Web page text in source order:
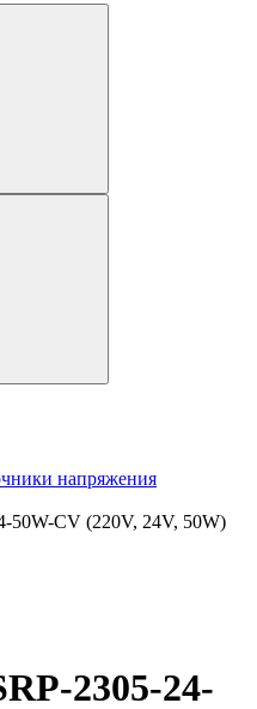
напряжения
CV (220V, 24V, 50W)
2305-24-